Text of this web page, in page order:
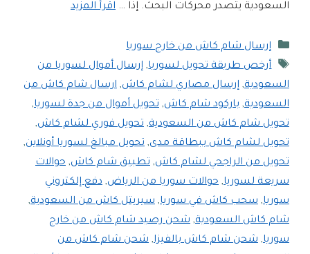
السعودية يتصدر محركات البحث. إذا … اقرأ المزيد
التصنيفات
إرسال شام كاش من خارج سوريا
الوسوم
أرخص طريقة تحويل لسوريا, إرسال أموال لسوريا من
السعودية, إرسال مصاري لشام كاش, ارسال شام كاش من
السعودية, باركود شام كاش, تحويل أموال من جدة لسوريا,
تحويل شام كاش من السعودية, تحويل فوري لشام كاش,
تحويل لشام كاش ببطاقة مدى, تحويل مبالغ لسوريا أونلاين,
تحويل من الراجحي لشام كاش, تطبيق شام كاش, حوالات
سريعة لسوريا, حوالات سوريا من الرياض, دفع إلكتروني
سوريا, سحب كاش في سوريا, سيريتل كاش من السعودية,
شام كاش السعودية, شحن رصيد شام كاش من خارج
سوريا, شحن شام كاش بالفيزا, شحن شام كاش من